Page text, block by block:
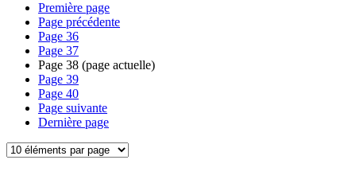
Première page
Page précédente
Page 36
Page 37
Page 38 (page actuelle)
Page 39
Page 40
Page suivante
Dernière page